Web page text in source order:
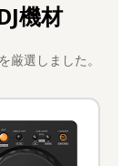
機材
厳選しました。